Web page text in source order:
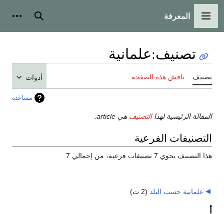
القائمة الرئيسية
المعرفة بحث
تصنيف:علمانية
تصنيف ناقش هذه الصفحة أدوات
مساعدة
المقالة الرئيسية لهذاالتصنيف هي article.
التصنيفات الفرعية
هذا التصنيف يحوي 7 تصنيفات فرعية، من إجمالي 7.
علمانية حسب البلد (2 ت)